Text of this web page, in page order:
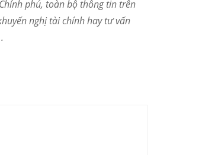
phủ, toàn bộ thông tin trên
nghị tài chính hay tư vấn
.